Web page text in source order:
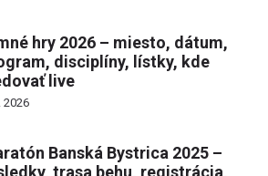
hry 2026 – miesto, dátum,
disciplíny, lístky, kde
live
2026
Banská Bystrica 2025 –
trasa behu, registrácia,